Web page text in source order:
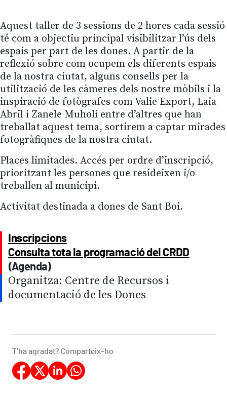
Aquest taller de 3 sessions de 2 hores cada sessió
té com a objectiu principal visibilitzar l’ús dels
espais per part de les dones. A partir de la
reflexió sobre com ocupem els diferents espais
de la nostra ciutat, alguns consells per la
utilització de les càmeres dels nostre mòbils i la
inspiració de fotògrafes com Valie Export, Laia
Abril i Zanele Muholi entre d’altres que han
treballat aquest tema, sortirem a captar mirades
fotogràfiques de la nostra ciutat.
Places limitades. Accés per ordre d’inscripció,
prioritzant les persones que resideixen i/o
treballen al municipi.
Activitat destinada a dones de Sant Boi.
Inscripcions
Consulta tota la programació del CRDD
(Agenda)
Organitza: Centre de Recursos i
documentació de les Dones
T'ha agradat? Comparteix-ho